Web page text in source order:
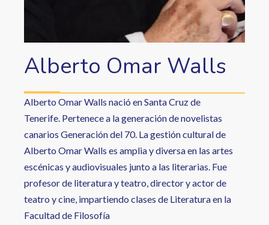
Alberto Omar Walls
Alberto Omar Walls nació en Santa Cruz de
Tenerife. Pertenece a la generación de novelistas
canarios Generación del 70. La gestión cultural de
Alberto Omar Walls es amplia y diversa en las artes
escénicas y audiovisuales junto a las literarias. Fue
profesor de literatura y teatro, director y actor de
teatro y cine, impartiendo clases de Literatura en la
Facultad de Filosofía